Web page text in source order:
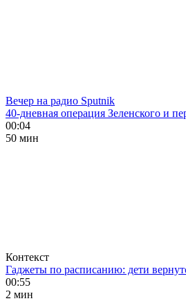
Вечер на радио Sputnik
40-дневная операция Зеленского и
00:04
50 мин
Контекст
Гаджеты по расписанию: дети
00:55
2 мин